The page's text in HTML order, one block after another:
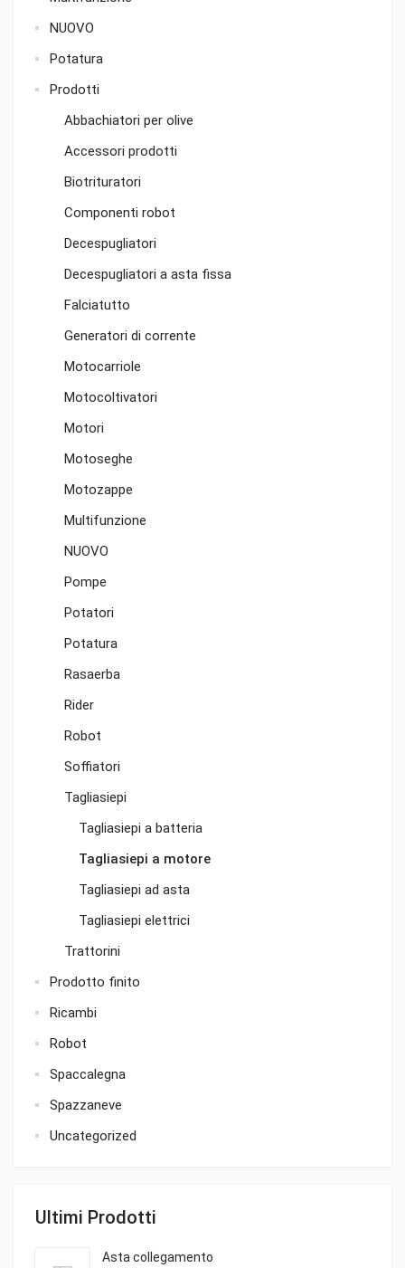
NUOVO
Potatura
Prodotti
Abbachiatori per olive
Accessori prodotti
Biotrituratori
Componenti robot
Decespugliatori
Decespugliatori a asta fissa
Falciatutto
Generatori di corrente
Motocarriole
Motocoltivatori
Motori
Motoseghe
Motozappe
Multifunzione
NUOVO
Pompe
Potatori
Potatura
Rasaerba
Rider
Robot
Soffiatori
Tagliasiepi
Tagliasiepi a batteria
Tagliasiepi a motore
Tagliasiepi ad asta
Tagliasiepi elettrici
Trattorini
Prodotto finito
Ricambi
Robot
Spaccalegna
Spazzaneve
Uncategorized
Ultimi Prodotti
Asta collegamento